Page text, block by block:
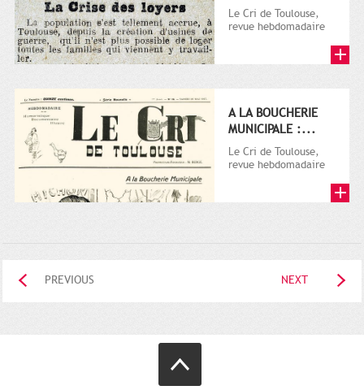
Le Cri de Toulouse,
revue hebdomadaire
A LA BOUCHERIE
MUNICIPALE :...
Le Cri de Toulouse,
revue hebdomadaire
PREVIOUS NEXT